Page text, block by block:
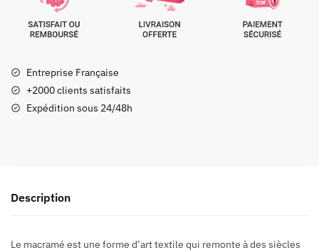
Entreprise Française
+2000 clients satisfaits
Expédition sous 24/48h
Description
Le macramé est une forme d’art textile qui remonte à des siècles